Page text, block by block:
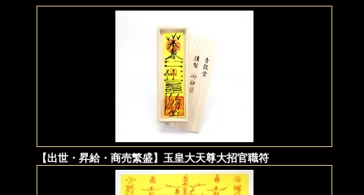
【出世・昇給・商売繁盛】玉皇大天尊大招官職符